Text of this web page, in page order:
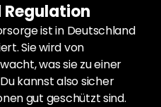
Regulation
ist in Deutschland
Sie wird von
was sie zu einer
kannst also sicher
gut geschützt sind.